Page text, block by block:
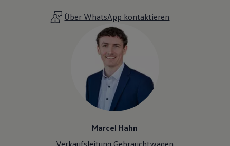
Über WhatsApp kontaktieren
Marcel Hahn
Verkaufsleitung Gebrauchtwagen